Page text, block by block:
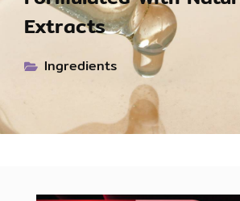
Extracts
Ingredients